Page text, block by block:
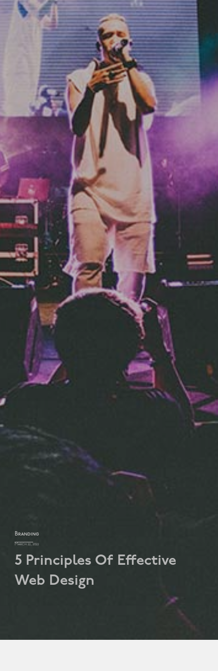
Branding
March 22, 2022
5 Principles Of Effective
Web Design